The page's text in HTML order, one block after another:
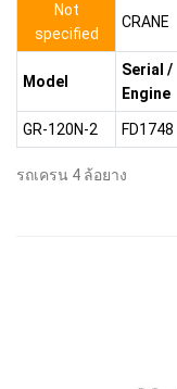
Not
specified
CRANE
Model
Serial /
Engine
GR-120N-2 FD1748
รถเครน 4 ล้อยาง